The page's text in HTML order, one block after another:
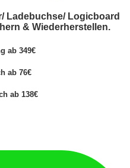
Ladebuchse/ Logicboard
& Wiederherstellen.
ab 349€
ab 76€
ab 138€